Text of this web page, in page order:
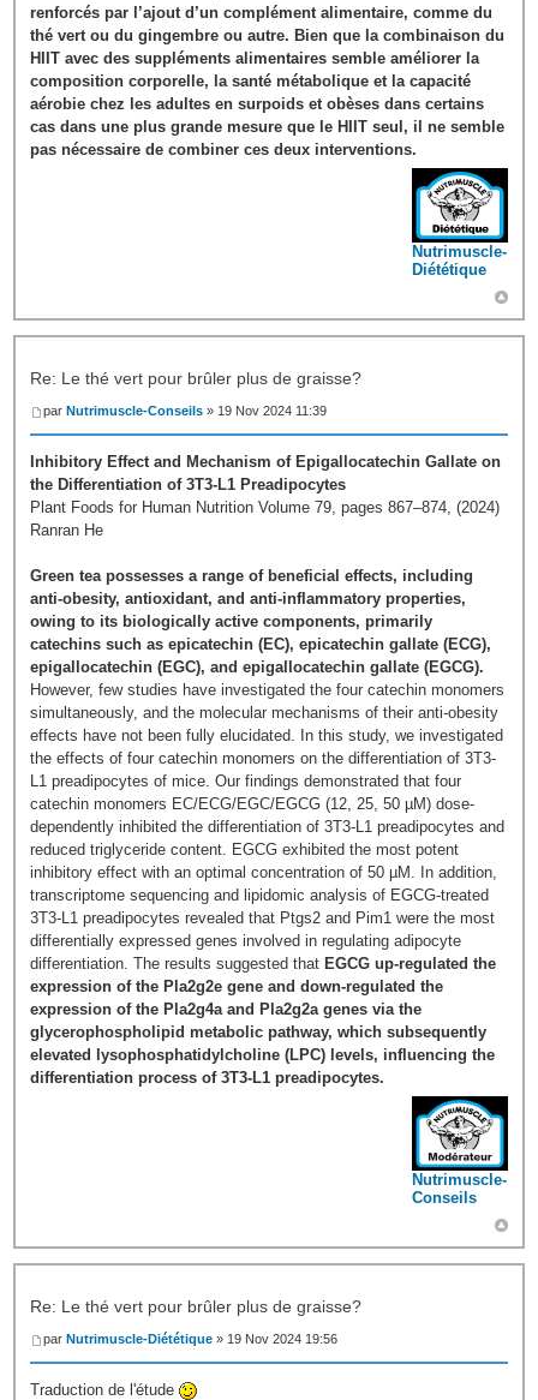
renforcés par l’ajout d’un complément alimentaire, comme du
thé vert ou du gingembre ou autre. Bien que la combinaison du
HIIT avec des suppléments alimentaires semble améliorer la
composition corporelle, la santé métabolique et la capacité
aérobie chez les adultes en surpoids et obèses dans certains
cas dans une plus grande mesure que le HIIT seul, il ne semble
pas nécessaire de combiner ces deux interventions.
Nutrimuscle-
Diététique
Re: Le thé vert pour brûler plus de graisse?
par Nutrimuscle-Conseils » 19 Nov 2024 11:39
Inhibitory Effect and Mechanism of Epigallocatechin Gallate on
the Differentiation of 3T3-L1 Preadipocytes
Plant Foods for Human Nutrition Volume 79, pages 867–874, (2024)
Ranran He
Green tea possesses a range of beneficial effects, including
anti-obesity, antioxidant, and anti-inflammatory properties,
owing to its biologically active components, primarily
catechins such as epicatechin (EC), epicatechin gallate (ECG),
epigallocatechin (EGC), and epigallocatechin gallate (EGCG).
However, few studies have investigated the four catechin monomers
simultaneously, and the molecular mechanisms of their anti-obesity
effects have not been fully elucidated. In this study, we investigated
the effects of four catechin monomers on the differentiation of 3T3-
L1 preadipocytes of mice. Our findings demonstrated that four
catechin monomers EC/ECG/EGC/EGCG (12, 25, 50 µM) dose-
dependently inhibited the differentiation of 3T3-L1 preadipocytes and
reduced triglyceride content. EGCG exhibited the most potent
inhibitory effect with an optimal concentration of 50 µM. In addition,
transcriptome sequencing and lipidomic analysis of EGCG-treated
3T3-L1 preadipocytes revealed that Ptgs2 and Pim1 were the most
differentially expressed genes involved in regulating adipocyte
differentiation. The results suggested that EGCG up-regulated the
expression of the Pla2g2e gene and down-regulated the
expression of the Pla2g4a and Pla2g2a genes via the
glycerophospholipid metabolic pathway, which subsequently
elevated lysophosphatidylcholine (LPC) levels, influencing the
differentiation process of 3T3-L1 preadipocytes.
Nutrimuscle-
Conseils
Re: Le thé vert pour brûler plus de graisse?
par Nutrimuscle-Diététique » 19 Nov 2024 19:56
Traduction de l'étude